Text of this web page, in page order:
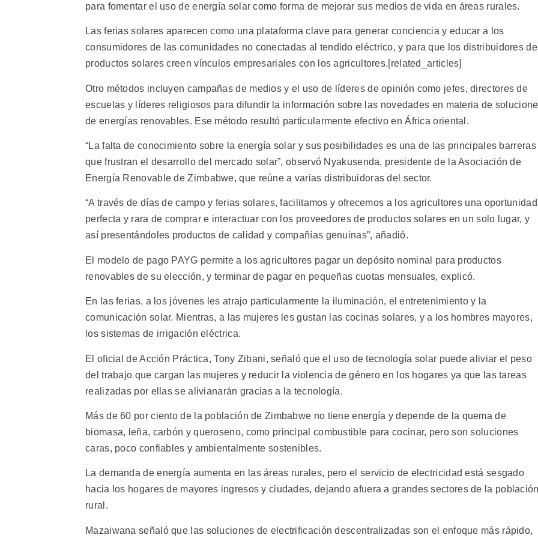
para fomentar el uso de energía solar como forma de mejorar sus medios de vida en áreas rurales.
Las ferias solares aparecen como una plataforma clave para generar conciencia y educar a los
consumidores de las comunidades no conectadas al tendido eléctrico, y para que los distribuidores de
productos solares creen vínculos empresariales con los agricultores.[related_articles]
Otro métodos incluyen campañas de medios y el uso de líderes de opinión como jefes, directores de
escuelas y líderes religiosos para difundir la información sobre las novedades en materia de
de energías renovables. Ese método resultó particularmente efectivo en África oriental.
“La falta de conocimiento sobre la energía solar y sus posibilidades es una de las principales barreras
que frustran el desarrollo del mercado solar”, observó Nyakusenda, presidente de la Asociación de
Energía Renovable de Zimbabwe, que reúne a varias distribuidoras del sector.
“A través de días de campo y ferias solares, facilitamos y ofrecemos a los agricultores una oportunidad
perfecta y rara de comprar e interactuar con los proveedores de productos solares en un solo lugar, y
así presentándoles productos de calidad y compañías genuinas”, añadió.
El modelo de pago PAYG permite a los agricultores pagar un depósito nominal para productos
renovables de su elección, y terminar de pagar en pequeñas cuotas mensuales, explicó.
En las ferias, a los jóvenes les atrajo particularmente la iluminación, el entretenimiento y la
comunicación solar. Mientras, a las mujeres les gustan las cocinas solares, y a los hombres mayores,
los sistemas de irrigación eléctrica.
El oficial de Acción Práctica, Tony Zibani, señaló que el uso de tecnología solar puede aliviar el peso
del trabajo que cargan las mujeres y reducir la violencia de género en los hogares ya que las tareas
realizadas por ellas se alivianarán gracias a la tecnología.
Más de 60 por ciento de la población de Zimbabwe no tiene energía y depende de la quema de
biomasa, leña, carbón y queroseno, como principal combustible para cocinar, pero son soluciones
caras, poco confiables y ambientalmente sostenibles.
La demanda de energía aumenta en las áreas rurales, pero el servicio de electricidad está sesgado
hacia los hogares de mayores ingresos y ciudades, dejando afuera a grandes sectores de la
rural.
Mazaiwana señaló que las soluciones de electrificación descentralizadas son el enfoque más rápido,